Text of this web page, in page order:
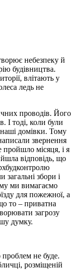
небезпеку й
будівництва.
влітають у
ледь не
проводів. Його
І тоді, коли були
домівки. Тому
звернення
пройшло місяця, і я
відповідь, що
збори і
ми вимагаємо
для пожежної, а
то – приватна
загрозу
думку.
не буде.
розміщеній